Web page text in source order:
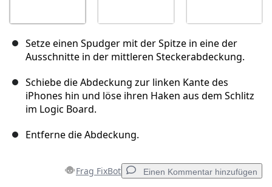
Setze einen Spudger mit der Spitze in eine der
Ausschnitte in der mittleren Steckerabdeckung.
Schiebe die Abdeckung zur linken Kante des
iPhones hin und löse ihren Haken aus dem Schlitz
im Logic Board.
Entferne die Abdeckung.
Frag FixBot Einen Kommentar hinzufügen